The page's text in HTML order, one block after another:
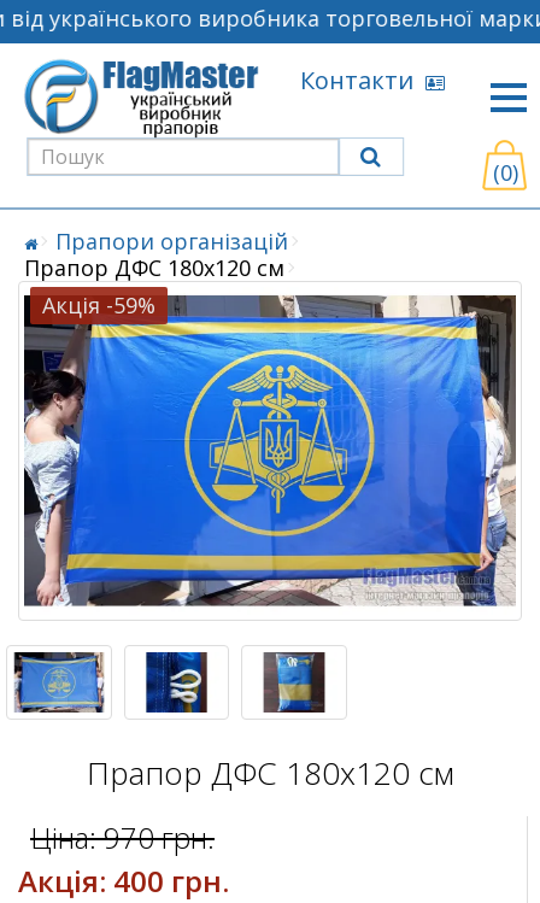
українського виробника торговельної
Контакти
(0)
Прапори організацій
Прапор ДФС 180х120 см
Акція -59%
Прапор ДФС 180х120 см
Ціна:970 грн.
Акція: 400 грн.